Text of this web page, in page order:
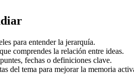
para entender la jerarquía.
comprendes la relación entre ideas.
fechas o definiciones clave.
del tema para mejorar la memoria